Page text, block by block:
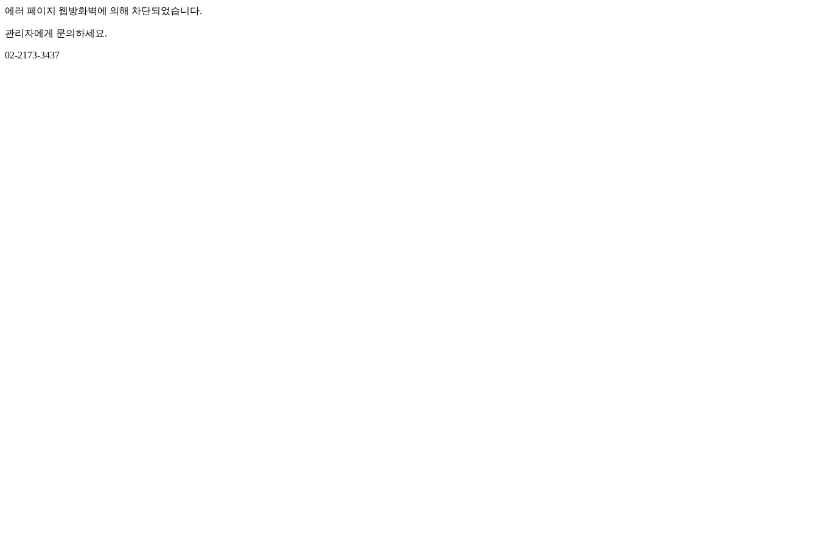
에러 페이지 웹방화벽에 의해 차단되었습니다.
관리자에게 문의하세요.
02-2173-3437